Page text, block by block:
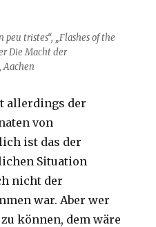
peu tristes“, „Flashes of the
Die Macht der
Aachen
allerdings der
von
ist das der
Situation
nicht der
war. Aber wer
können, dem wäre